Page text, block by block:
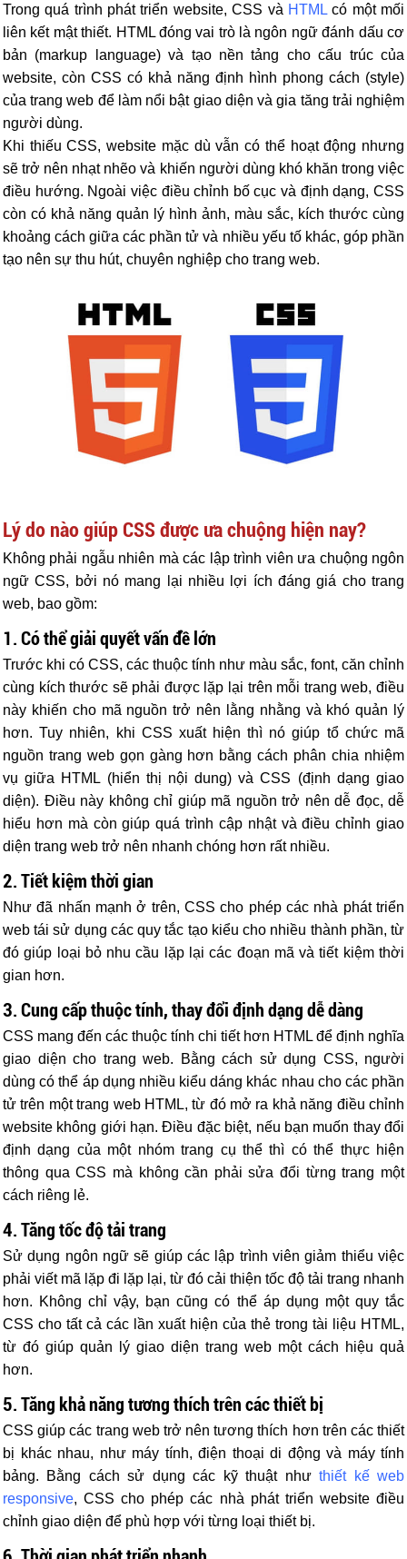
Trong quá trình phát triển website, CSS và HTMLcó một mối
liên kết mật thiết. HTML đóng vai trò là ngôn ngữ đánh dấu cơ
bản (markup language) và tạo nền tảng cho cấu trúc của
website, còn CSS có khả năng định hình phong cách (style)
của trang web để làm nổi bật giao diện và gia tăng trải nghiệm
người dùng.
Khi thiếu CSS, website mặc dù vẫn có thể hoạt động nhưng
sẽ trở nên nhạt nhẽo và khiến người dùng khó khăn trong việc
điều hướng. Ngoài việc điều chỉnh bố cục và định dạng, CSS
còn có khả năng quản lý hình ảnh, màu sắc, kích thước cùng
khoảng cách giữa các phần tử và nhiều yếu tố khác, góp phần
tạo nên sự thu hút, chuyên nghiệp cho trang web.
Lý do nào giúp CSS được ưa chuộng hiện nay?
Không phải ngẫu nhiên mà các lập trình viên ưa chuộng ngôn
ngữ CSS, bởi nó mang lại nhiều lợi ích đáng giá cho trang
web, bao gồm:
1. Có thể giải quyết vấn đề lớn
Trước khi có CSS, các thuộc tính như màu sắc, font, căn chỉnh
cùng kích thước sẽ phải được lặp lại trên mỗi trang web, điều
này khiến cho mã nguồn trở nên lằng nhằng và khó quản lý
hơn. Tuy nhiên, khi CSS xuất hiện thì nó giúp tổ chức mã
nguồn trang web gọn gàng hơn bằng cách phân chia nhiệm
vụ giữa HTML (hiển thị nội dung) và CSS (định dạng giao
diện). Điều này không chỉ giúp mã nguồn trở nên dễ đọc, dễ
hiểu hơn mà còn giúp quá trình cập nhật và điều chỉnh giao
diện trang web trở nên nhanh chóng hơn rất nhiều.
2. Tiết kiệm thời gian
Như đã nhấn mạnh ở trên, CSS cho phép các nhà phát triển
web tái sử dụng các quy tắc tạo kiểu cho nhiều thành phần, từ
đó giúp loại bỏ nhu cầu lặp lại các đoạn mã và tiết kiệm thời
gian hơn.
3. Cung cấp thuộc tính, thay đổi định dạng dễ dàng
CSS mang đến các thuộc tính chi tiết hơn HTML để định nghĩa
giao diện cho trang web. Bằng cách sử dụng CSS, người
dùng có thể áp dụng nhiều kiểu dáng khác nhau cho các phần
tử trên một trang web HTML, từ đó mở ra khả năng điều chỉnh
website không giới hạn. Điều đặc biệt, nếu bạn muốn thay đổi
định dạng của một nhóm trang cụ thể thì có thể thực hiện
thông qua CSS mà không cần phải sửa đổi từng trang một
cách riêng lẻ.
4. Tăng tốc độ tải trang
Sử dụng ngôn ngữ sẽ giúp các lập trình viên giảm thiểu việc
phải viết mã lặp đi lặp lại, từ đó cải thiện tốc độ tải trang nhanh
hơn. Không chỉ vậy, bạn cũng có thể áp dụng một quy tắc
CSS cho tất cả các lần xuất hiện của thẻ trong tài liệu HTML,
từ đó giúp quản lý giao diện trang web một cách hiệu quả
hơn.
5. Tăng khả năng tương thích trên các thiết bị
CSS giúp các trang web trở nên tương thích hơn trên các thiết
bị khác nhau, như máy tính, điện thoại di động và máy tính
bảng. Bằng cách sử dụng các kỹ thuật nhưthiết kế web
responsive, CSS cho phép các nhà phát triển website điều
chỉnh giao diện để phù hợp với từng loại thiết bị.